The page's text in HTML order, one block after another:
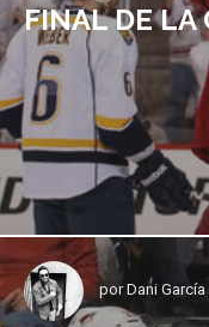
FINAL DE LA
porDani García